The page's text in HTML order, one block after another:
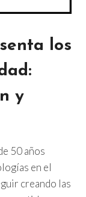
los
y
50 años
en el
creando las